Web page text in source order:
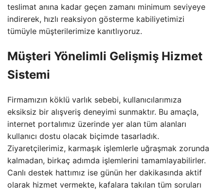
teslimat anına kadar geçen zamanı minimum seviyeye
indirerek, hızlı reaksiyon gösterme kabiliyetimizi
tümüyle müşterilerimize kanıtlıyoruz.
Müşteri Yönelimli Gelişmiş Hizmet
Sistemi
Firmamızın köklü varlık sebebi, kullanıcılarımıza
eksiksiz bir alışveriş deneyimi sunmaktır. Bu amaçla,
internet portalımız üzerinde yer alan tüm alanları
kullanıcı dostu olacak biçimde tasarladık.
Ziyaretçilerimiz, karmaşık işlemlerle uğraşmak zorunda
kalmadan, birkaç adımda işlemlerini tamamlayabilirler.
Canlı destek hattımız ise günün her dakikasında aktif
olarak hizmet vermekte, kafalara takılan tüm soruları